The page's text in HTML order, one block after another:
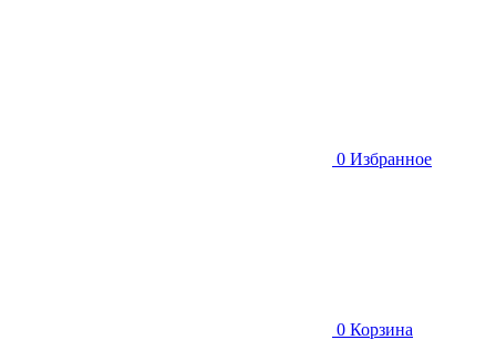
0 Избранное
0 Корзина